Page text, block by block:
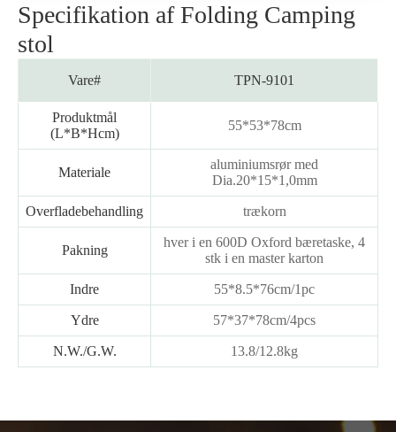
Specifikation af Folding Camping
stol
Vare# TPN-9101
Produktmål
(L*B*Hcm)
55*53*78cm
Materiale
aluminiumsrør med
Dia.20*15*1,0mm
Overfladebehandling trækorn
Pakning
hver i en 600D Oxford bæretaske, 4
stk i en master karton
Indre 55*8.5*76cm/1pc
Ydre 57*37*78cm/4pcs
N.W./G.W. 13.8/12.8kg